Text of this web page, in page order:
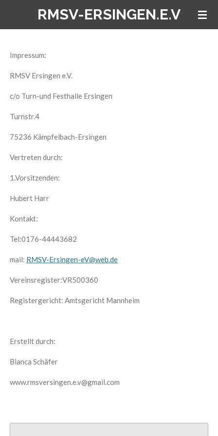
RMSV-ERSINGEN.E.V
Impressum:
RMSV Ersingen e.V.
c/o Turn-und Festhalle Ersingen
Turnstr.4
75236 Kämpfelbach-Ersingen
Vertreten durch:
1.Vorsitzenden:
Hubert Harr
Kontakt:
Tel:0176-44443682
mail: RMSV-Ersingen-eV@web.de
Vereinsregister:VR500360
Registergericht: Amtsgericht Mannheim
Erstellt durch:
Bianca Schäfer
www.rmsversingen.e.v@gmail.com